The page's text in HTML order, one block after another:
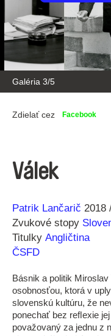
Galéria 3/5
Zdielať cez Facebook
Válek
Réžia
Patrik Lančarič
Rok
výroby
2018
Zvukové stopy
Titulky Angličtina
ČSFD
Básnik a politik
osobnosťou, ktorá v
slovenskú kultúru, že
ponechať bez reﬂexie
považovaný za jednu z